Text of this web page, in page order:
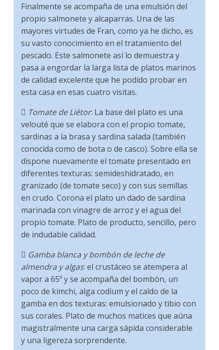
Finalmente se acompaña de una emulsión del
propio salmonete y alcaparras. Una de las
mayores virtudes de Fran, como ya he dicho, es
su vasto conocimiento en el tratamiento del
pescado. Este salmonete así lo demuestra y
pasa a engordar la larga lista de platos marinos
de calidad excelente que he podido probar en
esta casa en esas cuatro visitas.
 Tomate de Liétor: La base del plato es una
velouté que se elabora con el propio tomate,
sardinas a la brasa y sardina salada (también
conocida como de bota o de casco). Sobre ella se
dispone nuevamente el tomate presentado en
diferentes texturas: semideshidratado, en
granizado (de tomate seco) y con sus semillas
en crudo. Corona el plato un dado de sardina
marinada con vinagre de arroz y el agua del
propio tomate. Plato de producto, sencillo, pero
de indudable calidad.
 Gamba blanca y bombón de leche de
almendra y algas: el crustáceo se atempera al
vapor a 65º y se acompaña del bombón, un
poco de kimchi, alga codium y el caldo de la
gamba en dos texturas: emulsionado y tibio con
sus corales. Plato de muchos matices que aúna
magistralmente una carga sápida considerable
y una ligereza sorprendente.